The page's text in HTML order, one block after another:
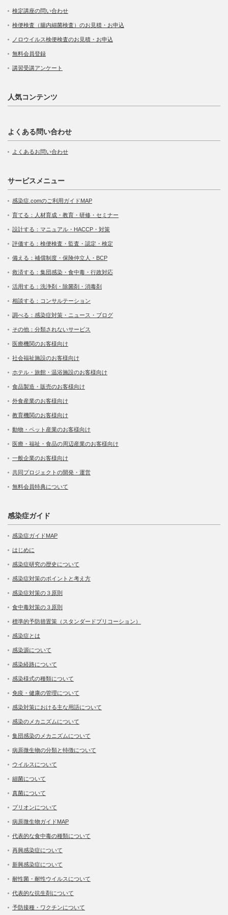
検定講座の問い合わせ
検便検査（腸内細菌検査）のお見積・お申込
ノロウイルス検便検査のお見積・お申込
無料会員登録
講習受講アンケート
人気コンテンツ
よくある問い合わせ
よくあるお問い合わせ
サービスメニュー
感染症.comのご利用ガイドMAP
育てる：人材育成・教育・研修・セミナー
設計する：マニュアル・HACCP・対策
評価する：検便検査・監査・認定・検定
備える：補償制度・保険仲立人・BCP
救済する：集団感染・食中毒・行政対応
活用する：洗浄剤・除菌剤・消毒剤
相談する：コンサルテーション
調べる：感染症対策・ニュース・ブログ
その他：分類されないサービス
医療機関のお客様向け
社会福祉施設のお客様向け
ホテル・旅館・温浴施設のお客様向け
食品製造・販売のお客様向け
外食産業のお客様向け
教育機関のお客様向け
動物・ペット産業のお客様向け
医療・福祉・食品の周辺産業のお客様向け
一般企業のお客様向け
共同プロジェクトの開発・運営
無料会員特典について
感染症ガイド
感染症ガイドMAP
はじめに
感染症研究の歴史について
感染症対策のポイントと考え方
感染症対策の３原則
食中毒対策の３原則
標準的予防措置策（スタンダードプリコーション）
感染症とは
感染源について
感染経路について
感染様式の種類について
免疫・健康の管理について
感染対策における主な用語について
感染のメカニズムについて
集団感染のメカニズムについて
病原微生物の分類と特徴について
ウイルスについて
細菌について
真菌について
プリオンについて
病原微生物ガイドMAP
代表的な食中毒の種類について
再興感染症について
新興感染症について
耐性菌・耐性ウイルスについて
代表的な抗生剤について
予防接種・ワクチンについて